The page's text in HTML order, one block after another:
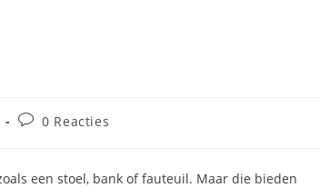
Bericht0 Reacties
een stoel, bank of fauteuil. Maar die bieden